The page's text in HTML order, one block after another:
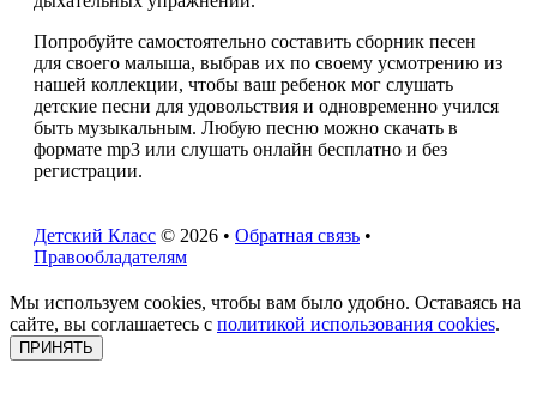
Попробуйте самостоятельно составить сборник песен
для своего малыша, выбрав их по своему усмотрению из
нашей коллекции, чтобы ваш ребенок мог слушать
детские песни для удовольствия и одновременно учился
быть музыкальным. Любую песню можно скачать в
формате mp3 или слушать онлайн бесплатно и без
регистрации.
Детский Класс © 2026 • Обратная связь •
Правообладателям
Мы используем cookies, чтобы вам было удобно. Оставаясь на
сайте, вы соглашаетесь с политикой использования cookies.
ПРИНЯТЬ